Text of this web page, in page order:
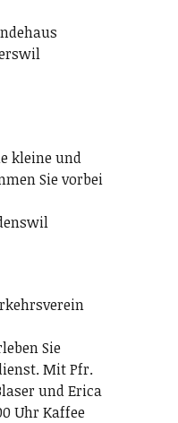
kleine und
Sie vorbei
Sie
Mit Pfr.
und Erica
Uhr Kaffee